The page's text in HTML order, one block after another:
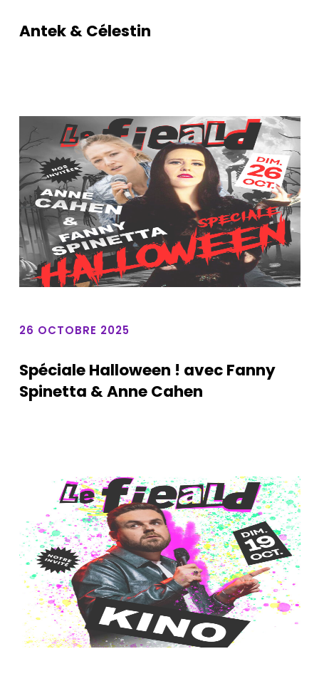
Antek & Célestin
26 OCTOBRE 2025
Spéciale Halloween ! avec Fanny
Spinetta & Anne Cahen